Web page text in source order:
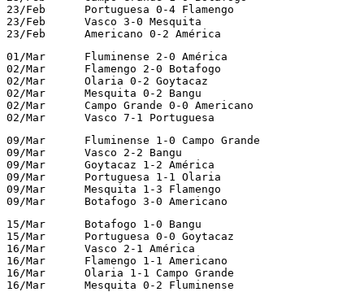
23/Feb      Portuguesa 0-4 Flamengo
23/Feb      Vasco 3-0 Mesquita
23/Feb      Americano 0-2 América
01/Mar      Fluminense 2-0 América
02/Mar      Flamengo 2-0 Botafogo
02/Mar      Olaria 0-2 Goytacaz
02/Mar      Mesquita 0-2 Bangu
02/Mar      Campo Grande 0-0 Americano
02/Mar      Vasco 7-1 Portuguesa
09/Mar      Fluminense 1-0 Campo Grande
09/Mar      Vasco 2-2 Bangu
09/Mar      Goytacaz 1-2 América
09/Mar      Portuguesa 1-1 Olaria
09/Mar      Mesquita 1-3 Flamengo
09/Mar      Botafogo 3-0 Americano
15/Mar      Botafogo 1-0 Bangu
15/Mar      Portuguesa 0-0 Goytacaz
16/Mar      Vasco 2-1 América
16/Mar      Flamengo 1-1 Americano
16/Mar      Olaria 1-1 Campo Grande
16/Mar      Mesquita 0-2 Fluminense